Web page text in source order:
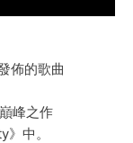
佈的歌曲
峰之作
中。